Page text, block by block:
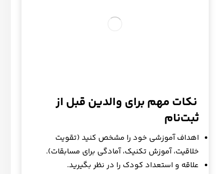
نکات مهم برای والدین قبل از
ثبت‌نام
اهداف آموزشی خود را مشخص کنید (تقویت
خلاقیت، آموزش تکنیک، آمادگی برای مسابقات).
علاقه و استعداد کودک را در نظر بگیرید.